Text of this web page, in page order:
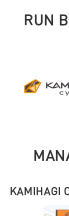
RUN
KAMIHAGI